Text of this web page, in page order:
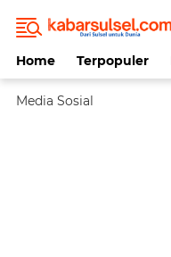
Home Terpopuler
Media Sosial